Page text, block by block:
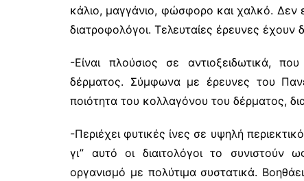
κάλιο, μαγγάνιο, φώσφορο και χαλκό. Δεν
διατροφολόγοι. Τελευταίες έρευνες έχουν
-Είναι πλούσιος σε αντιοξειδωτικά,
δέρματος. Σύμφωνα με έρευνες του
ποιότητα του κολλαγόνου του δέρματος,
-Περιέχει φυτικές ίνες σε υψηλή
γι” αυτό οι διαιτολόγοι το συνιστούν
οργανισμό με πολύτιμα συστατικά.